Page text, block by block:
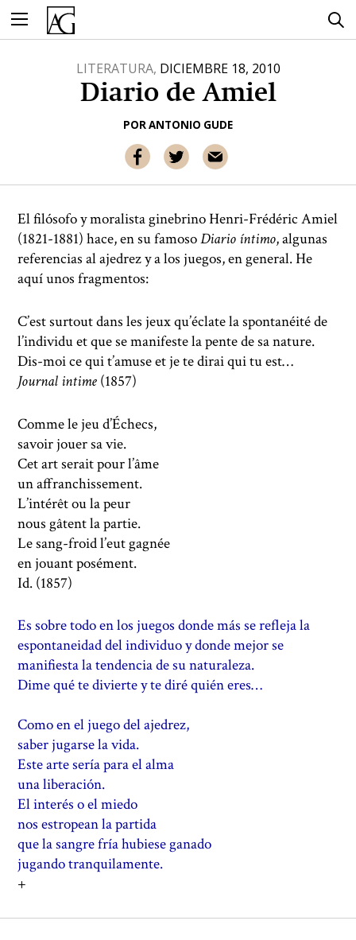
contenido
LITERATURA, DICIEMBRE 18, 2010
Diario de Amiel
PORANTONIO GUDE
El filósofo y moralista ginebrino Henri-Frédéric Amiel
(1821-1881) hace, en su famosoDiario íntimo, algunas
referencias al ajedrez y a los juegos, en general. He
aquí unos fragmentos:
C’est surtout dans les jeux qu’éclate la spontanéité de
l’individu et que se manifeste la pente de sa nature.
Dis-moi ce qui t’amuse et je te dirai qui tu est…
Journal intime (1857)
Comme le jeu d’Échecs,
savoir jouer sa vie.
Cet art serait pour l’âme
un affranchissement.
L’intérêt ou la peur
nous gâtent la partie.
Le sang-froid l’eut gagnée
en jouant posément.
Id. (1857)
Es sobre todo en los juegos donde más se refleja la
espontaneidad del individuo y donde mejor se
manifiesta la tendencia de su naturaleza.
Dime qué te divierte y te diré quién eres…
Como en el juego del ajedrez,
saber jugarse la vida.
Este arte sería para el alma
una liberación.
El interés o el miedo
nos estropean la partida
que la sangre fría hubiese ganado
jugando tranquilamente.
+